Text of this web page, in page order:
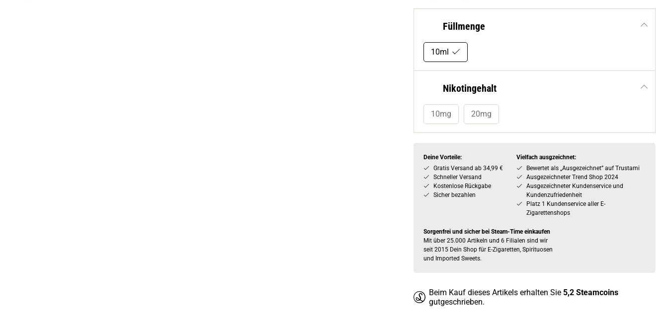
Füllmenge
10ml
Nikotingehalt
10mg 20mg
Deine Vorteile:
Gratis Versand ab 34,99 €
Schneller Versand
Kostenlose Rückgabe
Sicher bezahlen
Vielfach ausgzeichnet:
Bewertet als „Ausgezeichnet” auf Trustami
Ausgezeichneter Trend Shop 2024
Ausgezeichneter Kundenservice und
Kundenzufriedenheit
Platz 1 Kundenservice aller E-
Zigarettenshops
Sorgenfrei und sicher bei Steam-Time einkaufen
Mit über 25.000 Artikeln und 6 Filialen sind wir
seit 2015 Dein Shop für E-Zigaretten, Spirituosen
und Imported Sweets.
Beim Kauf dieses Artikels erhalten Sie 5,2 Steamcoins
gutgeschrieben.